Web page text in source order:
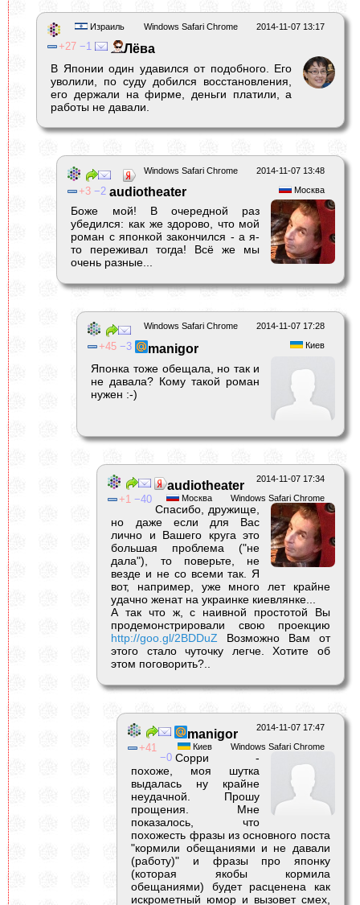
2014-11-07 13:17
Windows Safari Chrome
Израиль
27 1 Лёва
В Японии один удавился от подобного. Его
уволили, по суду добился восстановления,
его держали на фирме, деньги платили, а
работы не давали.
2014-11-07 13:48
Windows Safari Chrome
Москва
3 2 audiotheater
Боже мой! В очередной раз
убедился: как же здорово, что мой
роман с японкой закончился - а я-
то переживал тогда! Всё же мы
очень разные...
2014-11-07 17:28
Windows Safari Chrome
Киев
45 3 manigor
Японка тоже обещала, но так и
не давала? Кому такой роман
нужен :-)
2014-11-07 17:34
Windows Safari Chrome
Москва
1 40
audiotheater
Спасибо, дружище,
но даже если для Вас
лично и Вашего круга это
большая проблема ("не
дала"), то поверьте, не
везде и не со всеми так. Я
вот, например, уже много лет крайне
удачно женат на украинке киевлянке...
А так что ж, с наивной простотой Вы
продемонстрировали свою проекцию
http://goo.gl/2BDDuZ Возможно Вам от
этого стало чуточку легче. Хотите об
этом поговорить?..
2014-11-07 17:47
Windows Safari Chrome
Киев
41
0
manigor
Сорри -
похоже, моя шутка
выдалась ну крайне
неудачной. Прошу
прощения. Мне
показалось, что
похожесть фразы из основного поста
"кормили обещаниями и не давали
(работу)" и фразы про японку
(которая якобы кормила
обещаниями) будет расценена как
искрометный юмор и вызовет смех,